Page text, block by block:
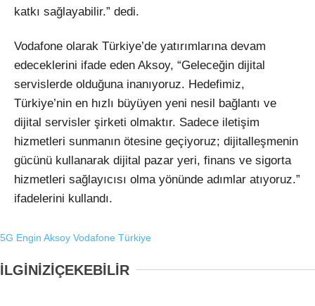
katkı sağlayabilir.” dedi.
Vodafone olarak Türkiye’de yatırımlarına devam
edeceklerini ifade eden Aksoy, “Geleceğin dijital
servislerde olduğuna inanıyoruz. Hedefimiz,
Türkiye’nin en hızlı büyüyen yeni nesil bağlantı ve
dijital servisler şirketi olmaktır. Sadece iletişim
hizmetleri sunmanın ötesine geçiyoruz; dijitalleşmenin
gücünü kullanarak dijital pazar yeri, finans ve sigorta
hizmetleri sağlayıcısı olma yönünde adımlar atıyoruz.”
ifadelerini kullandı.
5G Engin Aksoy Vodafone Türkiye
İLGİNİZİÇEKEBİLİR